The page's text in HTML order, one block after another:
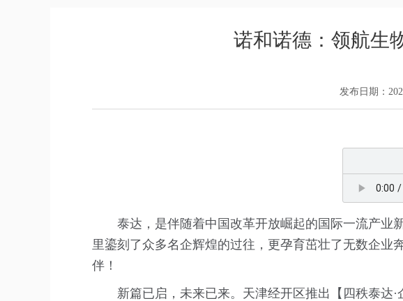
诺和诺德：领航生
发布日期：
泰达，是伴随着中国改革开放崛起的国际一流产业
里鎏刻了众多名企辉煌的过往，更孕育茁壮了无数企
伴！
新篇已启，未来已来。天津经开区推出【四秩泰达